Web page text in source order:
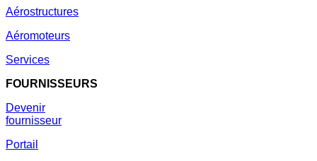
Aérostructures
Aéromoteurs
Services
FOURNISSEURS
Devenir
fournisseur
Portail